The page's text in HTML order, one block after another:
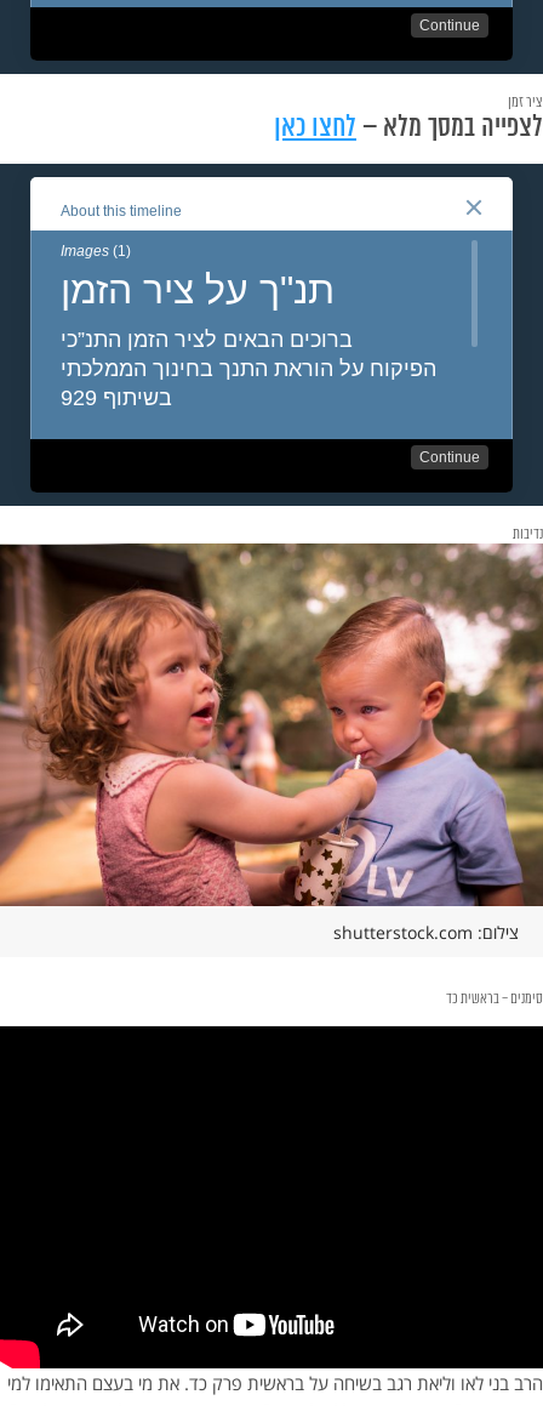
ציר זמן
לצפייה במסך מלא – לחצו כאן
נדיבות
צילום: shutterstock.com
סימנים – בראשית כד
הרב בני לאו וליאת רגב בשיחה על בראשית פרק כד. את מי בעצם התאימו למי